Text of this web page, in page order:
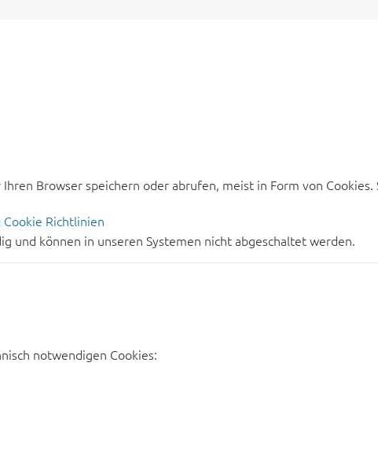
Browser speichern oder abrufen, meist in Form von
Cookie Richtlinien
und können in unseren Systemen nicht abgeschaltet werden.
notwendigen Cookies: